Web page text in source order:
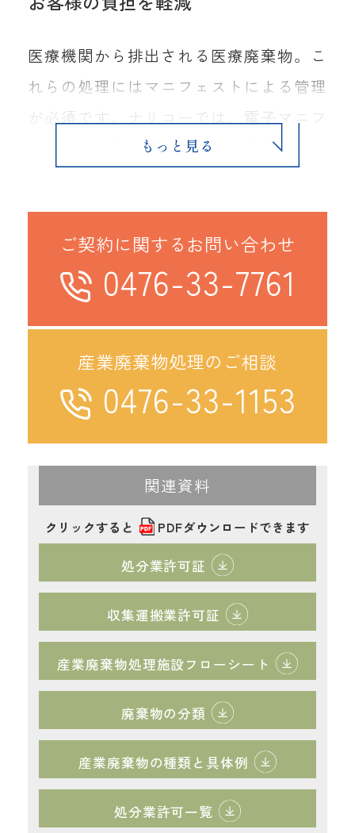
医療機関から排出される医療廃棄物。こ
れらの処理にはマニフェストによる管理
が必須です。ナリコーでは、電子マニフ
ェストに対応しているほか、登録代行サ
ることが可能です。また、WEBによる
廃棄物収集予約システムに登録していた
だくことで24時間収集予約を受け付け
るなど、お客様の負担を軽減できるよう
様々なサービスを提供しています。
ご契約に関するお問い合わせ
0476-33-7761
産業廃棄物処理のご相談
0476-33-1153
関連資料
クリックすると PDFダウンロードできます
処分業許可証
収集運搬業許可証
産業廃棄物処理施設フローシート
廃棄物の分類
産業廃棄物の種類と具体例
処分業許可一覧